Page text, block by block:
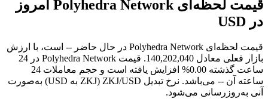
قیمت لحظه‌ای Polyhedra Network امروز
در USD
قیمت لحظه‌ای Polyhedra Network در حال حاضر -- است، با ارزش
بازار فعلی معادل 140,202,040. قیمت Polyhedra Network در 24
ساعت گذشته 0.00% افزایش یافته است و حجم معاملات 24
ساعته آن -- می‌باشد. نرخ تبدیل ZKJ/USD (ZKJ به USD) به‌صورت
آنی به‌روزرسانی می‌شود.